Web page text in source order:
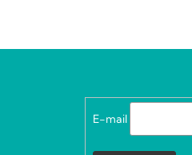
E-mail